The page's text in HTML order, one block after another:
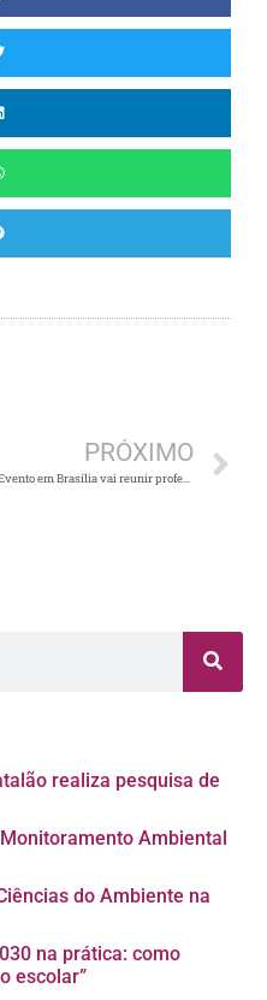
PRÓXIMO
Evento em Brasília vai reunir professores de Biologia
realiza pesquisa de
Ambiental
do Ambiente na
na prática: como
escolar”